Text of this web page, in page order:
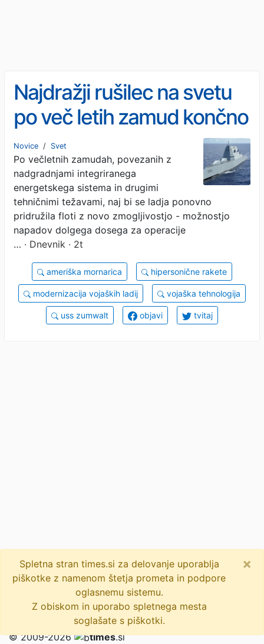
Najdražji rušilec na svetu
po več letih zamud končno
znova pluje
Novice / Svet
Po večletnih zamudah, povezanih z
nadgradnjami integriranega
energetskega sistema in drugimi
tehničnimi težavami, naj bi se ladja ponovno
pridružila floti z novo zmogljivostjo - možnostjo
napadov dolgega dosega za operacije
… · Dnevnik · 2t
ameriška mornarica hipersonične rakete
modernizacija vojaških ladij vojaška tehnologija
uss zumwalt objavi tvitaj
Spletna stran times.si za delovanje uporablja
piškotke z namenom štetja prometa in podpore
oglasnemu sistemu.
Z obiskom in uporabo spletnega mesta
soglašate s piškotki.
×
© 2009-2026 times.si